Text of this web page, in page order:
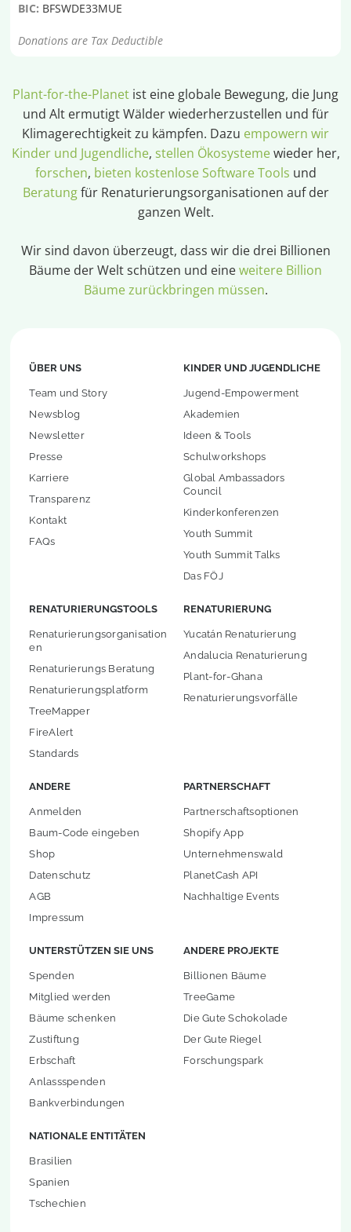
BIC: BFSWDE33MUE
Donations are Tax Deductible
Plant-for-the-Planet ist eine globale Bewegung, die Jung
und Alt ermutigt Wälder wiederherzustellen und für
Klimagerechtigkeit zu kämpfen. Dazu empowern wir
Kinder und Jugendliche, stellen Ökosystemewieder her,
forschen, bieten kostenlose Software Tools und
Beratungfür Renaturierungsorganisationen auf der
ganzen Welt.
Wir sind davon überzeugt, dass wir die drei Billionen
Bäume der Welt schützen und eineweitere Billion
Bäume zurückbringen müssen.
ÜBER UNS
Team und Story
Newsblog
Newsletter
Presse
Karriere
Transparenz
Kontakt
FAQs
KINDER UND JUGENDLICHE
Jugend-Empowerment
Akademien
Ideen & Tools
Schulworkshops
Global Ambassadors
Council
Kinderkonferenzen
Youth Summit
Youth Summit Talks
Das FÖJ
RENATURIERUNGSTOOLS
Renaturierungsorganisation
en
Renaturierungs Beratung
Renaturierungsplatform
TreeMapper
FireAlert
Standards
RENATURIERUNG
Yucatán Renaturierung
Andalucia Renaturierung
Plant-for-Ghana
Renaturierungsvorfälle
ANDERE
Anmelden
Baum-Code eingeben
Shop
Datenschutz
AGB
Impressum
PARTNERSCHAFT
Partnerschaftsoptionen
Shopify App
Unternehmenswald
PlanetCash API
Nachhaltige Events
UNTERSTÜTZEN SIE UNS
Spenden
Mitglied werden
Bäume schenken
Zustiftung
Erbschaft
Anlassspenden
Bankverbindungen
ANDERE PROJEKTE
Billionen Bäume
TreeGame
Die Gute Schokolade
Der Gute Riegel
Forschungspark
NATIONALE ENTITÄTEN
Brasilien
Spanien
Tschechien